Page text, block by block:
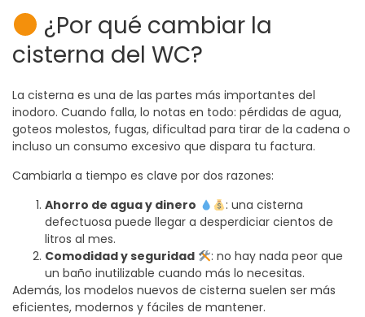
¿Por qué cambiar la
cisterna del WC?
La cisterna es una de las partes más importantes del
inodoro. Cuando falla, lo notas en todo: pérdidas de agua,
goteos molestos, fugas, dificultad para tirar de la cadena o
incluso un consumo excesivo que dispara tu factura.
Cambiarla a tiempo es clave por dos razones:
Ahorro de agua y dinero
: una cisterna
defectuosa puede llegar a desperdiciar cientos de
litros al mes.
Comodidad y seguridad
: no hay nada peor que
un baño inutilizable cuando más lo necesitas.
Además, los modelos nuevos de cisterna suelen ser más
eficientes, modernos y fáciles de mantener.